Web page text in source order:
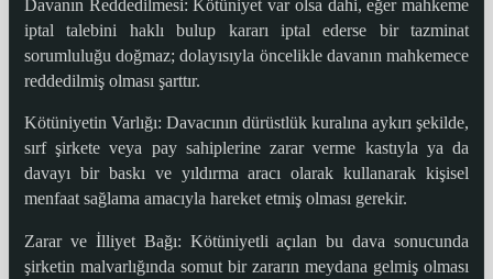
Davanın Reddedilmesi: Kötüniyet var olsa dahi, eğer mahkeme
iptal talebini haklı bulup kararı iptal ederse bir tazminat
sorumluluğu doğmaz; dolayısıyla öncelikle davanın mahkemece
reddedilmiş olması şarttır.
Kötüniyetin Varlığı: Davacının dürüstlük kuralına aykırı şekilde,
sırf şirkete veya pay sahiplerine zarar verme kastıyla ya da
davayı bir baskı ve yıldırma aracı olarak kullanarak kişisel
menfaat sağlama amacıyla hareket etmiş olması gerekir.
Zarar ve İlliyet Bağı: Kötüniyetli açılan bu dava sonucunda
şirketin malvarlığında somut bir zararın meydana gelmiş olması